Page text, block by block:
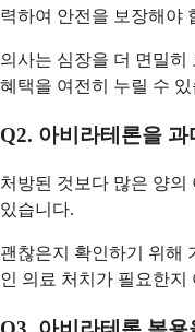
력하여 안전을 보장해야
의사는 심장을 더 면밀히
혜택을 여전히 누릴 수 있
Q2. 아비라테론을
처방된 것보다 많은 양의
있습니다.
괜찮은지 확인하기 위해
인 의료 처치가 필요한지